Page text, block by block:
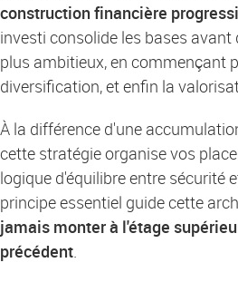
construction financière
investi consolide les bases avant
plus ambitieux, en commençant
diversification, et enfin la
À la différence d'une
cette stratégie organise vos
logique d'équilibre entre sécurité
principe essentiel guide cette
jamais monter à l'étage
précédent.